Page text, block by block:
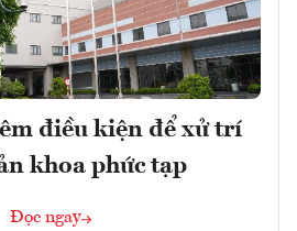
điều kiện để xử trí
khoa phức tạp
Đọc ngay